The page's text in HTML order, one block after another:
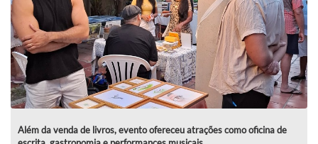
Além da venda de livros, evento ofereceu atrações como oficina de